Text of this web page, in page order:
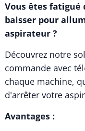
Vous êtes fatigué
baisser pour
aspirateur ?
Découvrez notre
commande avec
chaque machine,
d'arrêter votre
Avantages :